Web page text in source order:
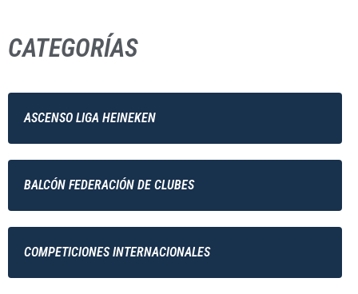
CATEGORÍAS
ASCENSO LIGA HEINEKEN
BALCÓN FEDERACIÓN DE CLUBES
COMPETICIONES INTERNACIONALES